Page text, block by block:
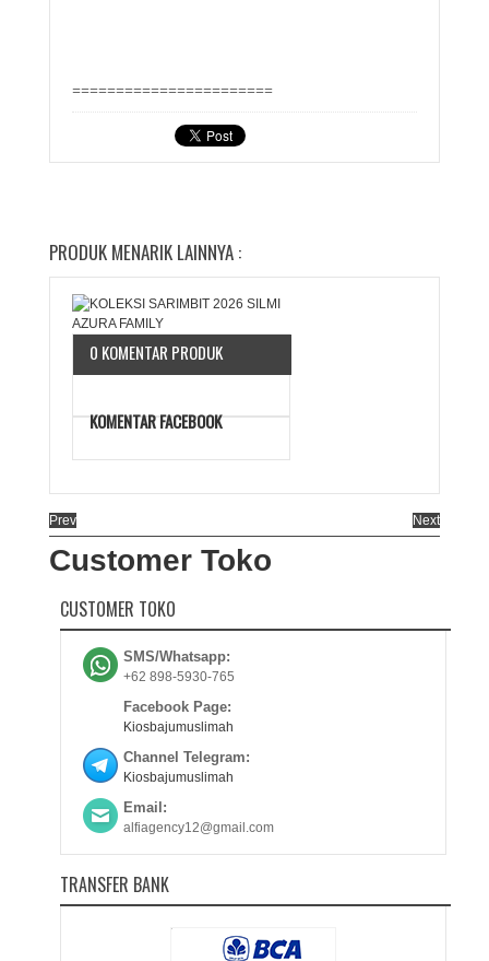
=======================
PRODUK MENARIK LAINNYA :
0 KOMENTAR PRODUK
KOMENTAR FACEBOOK
Prev Next
Customer Toko
CUSTOMER TOKO
SMS/Whatsapp:
+62 898-5930-765
Facebook Page:
Kiosbajumuslimah
Channel Telegram:
Kiosbajumuslimah
Email:
alfiagency12@gmail.com
TRANSFER BANK